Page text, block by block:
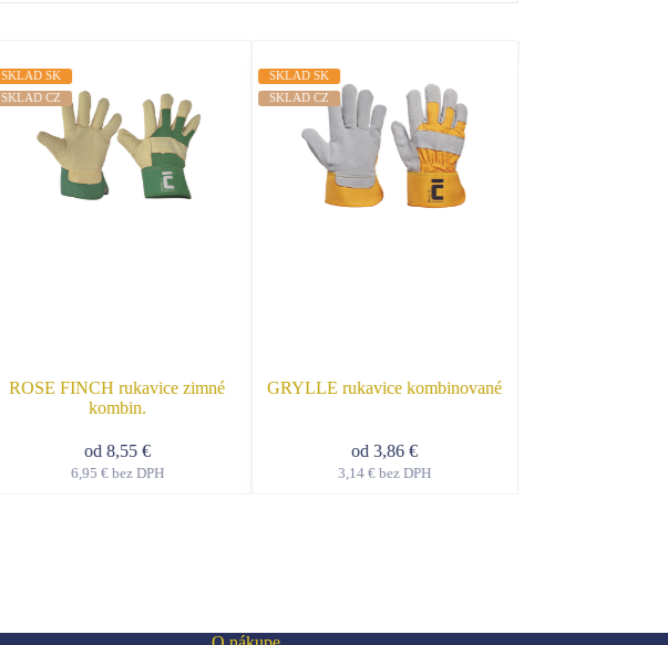
SKLAD SK
SKLAD CZ
ROSE FINCH rukavice zimné
kombin.
od 8,55 €
6,95 €bez DPH
SKLAD SK
SKLAD CZ
GRYLLE rukavice kombinované
od3,86€
3,14€ bez DPH